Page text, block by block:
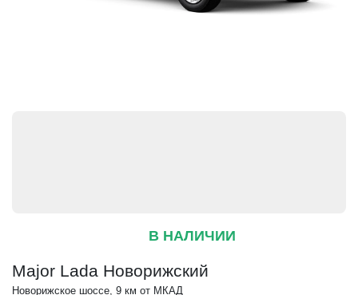
В НАЛИЧИИ
Major Lada Новорижский
Новорижское шоссе, 9 км от МКАД